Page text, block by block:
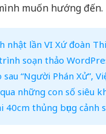
muốn hướng đến.
nhật lần VI Xứ đoàn
soạn thảo
“Người Phán Xử”,
những con số siêu
40cm thủng bụng cảnh